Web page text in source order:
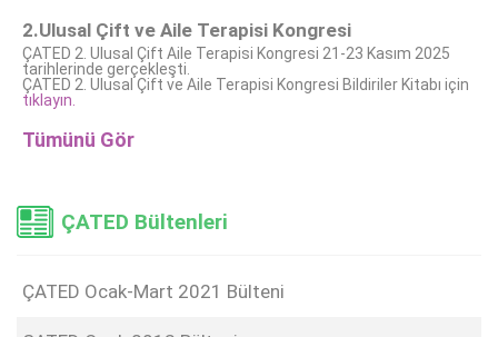
2.Ulusal Çift ve Aile Terapisi Kongresi
ÇATED 2. Ulusal Çift Aile Terapisi Kongresi 21-23 Kasım 2025
tarihlerinde gerçekleşti.
ÇATED 2. Ulusal Çift ve Aile Terapisi Kongresi Bildiriler Kitabı için
tıklayın.
Tümünü Gör
ÇATED Bültenleri
ÇATED Ocak-Mart 2021 Bülteni